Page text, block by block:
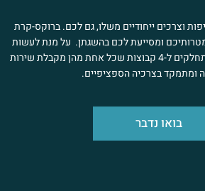
וצרכים ייחודיים משלו, גם לכם. ברוקס-קרת
ומסייעת לכם בהשגתן. על מנת לעשות
זאת ביעילות, לקוחותינו מתחלקים ל-4 קבוצות שכל אחת מהן מקבלת שירות
ומתמקד בצרכיה הספציפיים.
בואו נדבר